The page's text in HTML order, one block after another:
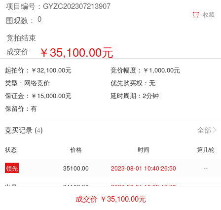
项目编号： GYZC202307213907
围观数： 0 收藏
竞拍结束
成交价
￥35,100.00元
起拍价：￥32,100.00元 竞价幅度：￥ 1,000.00元
类型： 网络竞价 优先购买权： 无
保证金：￥ 15,000.00元 延时周期： 2分钟
保留价： 有
竞买记录 (4) 全部
状态 价格 时间 第几轮
领先 35100.00 2023-08-01 10:40:26:50 --
出局 34100.00 2023-08-01 10:39:49:28 --
33100.00 2023-08-01 10:38:45:07
成交价 ￥35,100.00元